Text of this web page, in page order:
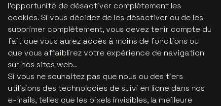
l’opportunité de désactiver complètement les
cookies. Si vous décidez de les désactiver ou de les
supprimer complètement, vous devez tenir compte du
fait que vous aurez accès à moins de fonctions ou
que vous affaiblirez votre expérience de navigation
sur nos sites web..
Si vous ne souhaitez pas que nous ou des tiers
utilisions des technologies de suivi en ligne dans nos
e-mails, telles que les pixels invisibles, la meilleure